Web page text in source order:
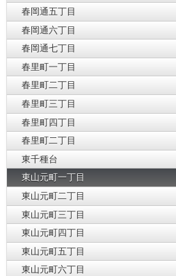
春岡通五丁目
春岡通六丁目
春岡通七丁目
春里町一丁目
春里町二丁目
春里町三丁目
春里町四丁目
春里町二丁目
東千種台
東山元町一丁目
東山元町二丁目
東山元町三丁目
東山元町四丁目
東山元町五丁目
東山元町六丁目